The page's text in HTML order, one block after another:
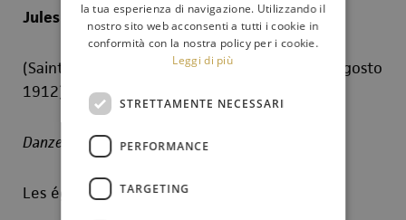
Jules Massenet
(Saint-Étienne, 12 maggio 1842 – Parigi, 13 agosto
1912)
Danze dal quarto atto dell’opera
Les égyptiennes (Andantino)
la tua esperienza di navigazione. Utilizzando il
nostro sito web acconsenti a tutti i cookie in
conformità con la nostra policy per i cookie.
Leggi di più
STRETTAMENTE NECESSARI
PERFORMANCE
TARGETING